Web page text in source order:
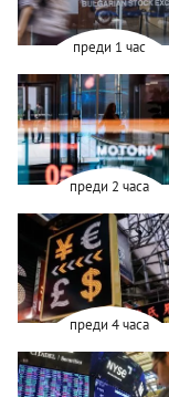
преди 1 час
преди 2 часа
преди 4 часа